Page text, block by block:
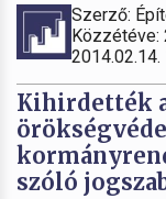
Szerző:
Közzétéve:
2014.02.14.
Kihirdették
szóló